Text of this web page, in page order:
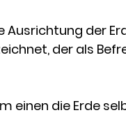
Ausrichtung der
der als
einen die Erde